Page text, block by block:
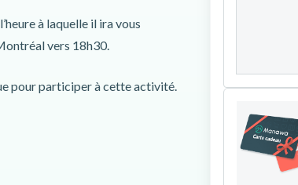
à laquelle il ira vous
vers 18h30.
pour participer à cette activité.